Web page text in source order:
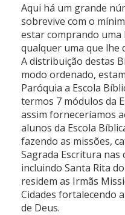
Aqui há um grande
sobrevive com o
estar comprando uma
qualquer uma que lhe
A distribuição destas
modo ordenado,
Paróquia a Escola
termos 7 módulos da
assim forneceríamos
alunos da Escola
fazendo as missões,
Sagrada Escritura nas
incluindo Santa Rita
residem as Irmãs
Cidades fortalecendo
de Deus.